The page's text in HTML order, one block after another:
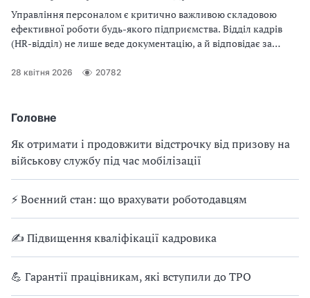
Головне
Як отримати і продовжити відстрочку від призову на
військову службу під час мобілізації
⚡ Воєнний стан: що врахувати роботодавцям
✍ Підвищення кваліфікації кадровика
💪 Гарантії працівникам, які вступили до ТРО
Управління персоналом є критично важливою складовою
ефективної роботи будь-якого підприємства. Відділ кадрів
(HR-відділ) не лише веде документацію, а й відповідає за
яка кількість кадровиків потрібна для якісного виконання цих
оптимального складу HR-команди.
28 квітня 2026 20782